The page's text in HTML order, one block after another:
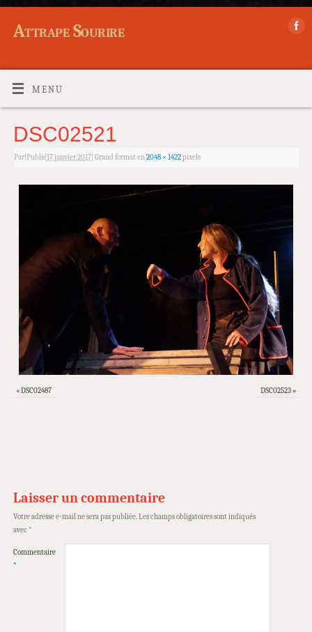
Attrape Sourire
MENU
DSC02521
Par| Publié17 janvier 2017| Grand format en2048 × 1422pixels
«DSC02487 DSC02523»
Laisser un commentaire
Votre adresse e-mail ne sera pas publiée.Les champs obligatoires sont indiqués
avec *
Commentaire
*